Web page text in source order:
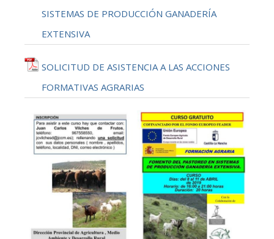
SISTEMAS DE PRODUCCIÓN GANADERÍA
EXTENSIVA
SOLICITUD DE ASISTENCIA A LAS ACCIONES
FORMATIVAS AGRARIAS